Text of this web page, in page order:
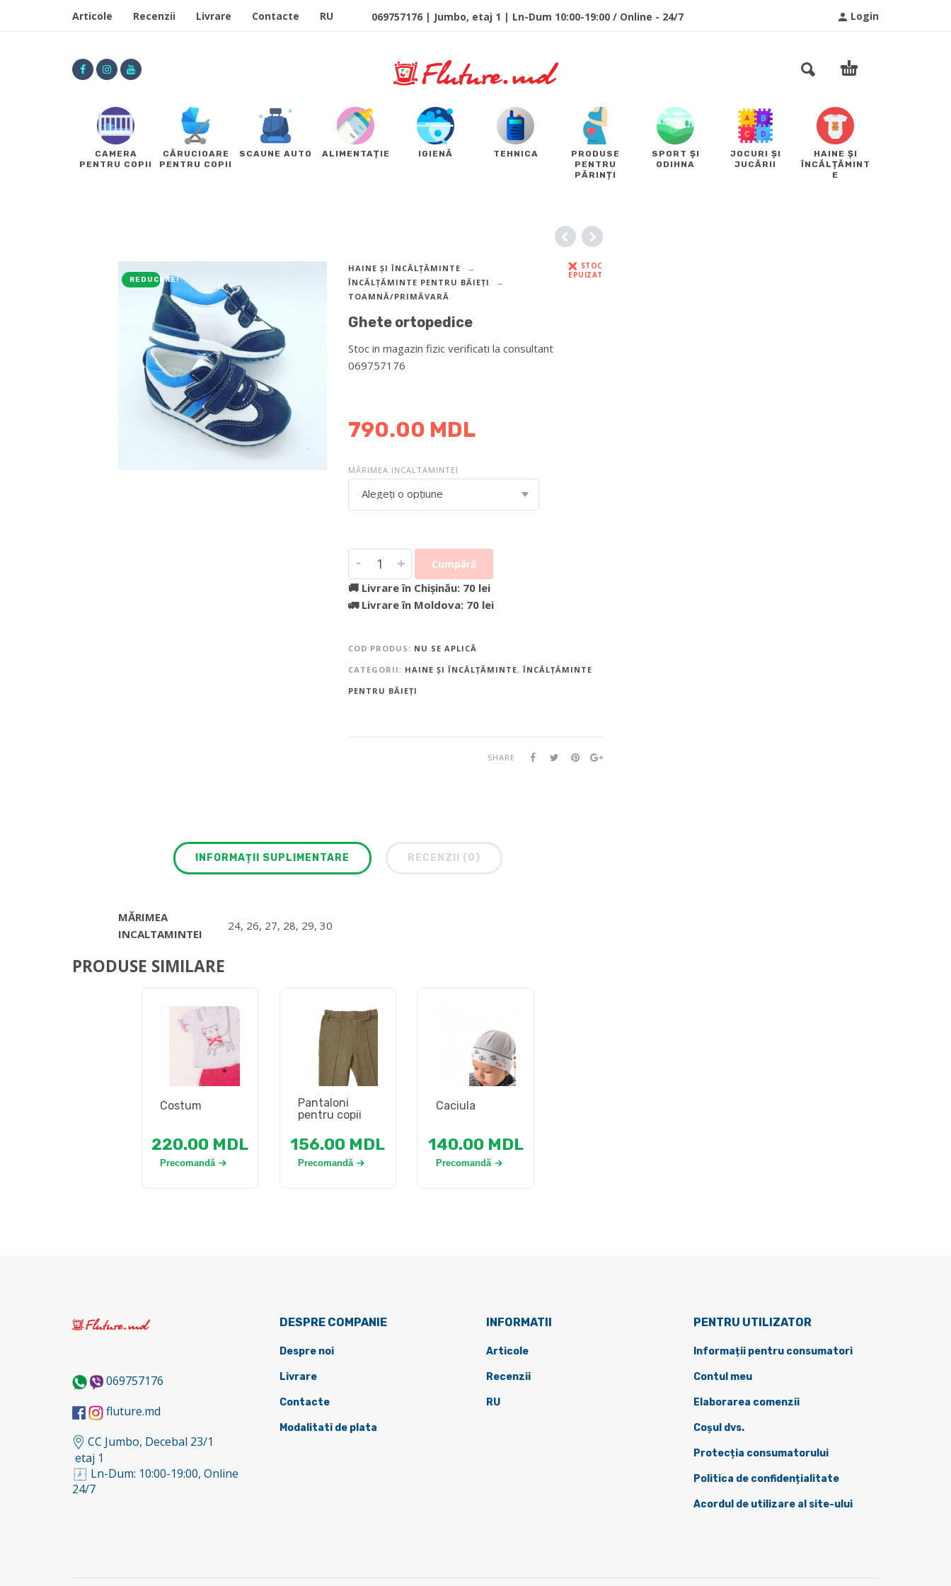
Login
Articole Recenzii Livrare Contacte RU 069757176 | Jumbo, etaj 1 | Ln-Dum 10:00-19:00 / Online - 24/7
CAMERA
PENTRU COPII
CĂRUCIOARE
PENTRU COPII
SCAUNE AUTO ALIMENTAȚIE IGIENĂ TEHNICA
PRODUSE
PENTRU
PĂRINȚI
SPORT ȘI
ODIHNA
JOCURI ȘI
JUCĂRII
HAINE ȘI
ÎNCĂLȚĂMINT
E
REDUCERE!
HAINE ȘI ÎNCĂLȚĂMINTE
ÎNCĂLȚĂMINTE PENTRU BĂIEȚI
TOAMNĂ/PRIMĂVARĂ
STOC
EPUIZAT
Ghete ortopedice
Stoc in magazin fizic verificati la consultant
069757176
790.00 MDL
MĂRIMEA INCALTAMINTEI
Alegeți o opțiune
- + Cumpără
🚚 Livrare în Chișinău: 70 lei
🚛 Livrare în Moldova: 70 lei
COD PRODUS: NU SE APLICĂ
CATEGORII: HAINE ȘI ÎNCĂLȚĂMINTE,ÎNCĂLȚĂMINTE
PENTRU BĂIEȚI
SHARE
INFORMAȚII SUPLIMENTARE RECENZII (0)
MĂRIMEA
INCALTAMINTEI
24, 26, 27, 28, 29, 30
PRODUSE SIMILARE
Costum
220.00 MDL
Precomandă
Pantaloni
pentru copii
156.00 MDL
Precomandă
Caciula
140.00 MDL
Precomandă
069757176
fluture.md
CC Jumbo, Decebal 23/1
etaj 1
Ln-Dum: 10:00-19:00, Online
24/7
DESPRE COMPANIE
Despre noi
Livrare
Contacte
Modalitati de plata
INFORMATII
Articole
Recenzii
RU
PENTRU UTILIZATOR
Informații pentru consumatori
Contul meu
Elaborarea comenzii
Coșul dvs.
Protecția consumatorului
Politica de confidențialitate
Acordul de utilizare al site-ului